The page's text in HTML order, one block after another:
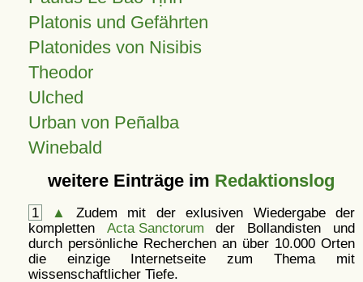
Platonis und Gefährten
Platonides von Nisibis
Theodor
Ulched
Urban von Peñalba
Winebald
weitere Einträge im Redaktionslog
1 ▲
Zudem mit der exlusiven Wiedergabe der
kompletten Acta Sanctorum der Bollandisten und
durch persönliche Recherchen an über 10.000 Orten
die einzige Internetseite zum Thema mit
wissenschaftlicher Tiefe.